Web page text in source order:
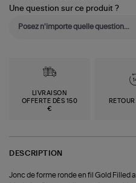
Une question sur ce produit ?
LIVRAISON
OFFERTE DÈS 150
€
RETOUR
DESCRIPTION
Jonc de forme ronde en fil Gold Filled